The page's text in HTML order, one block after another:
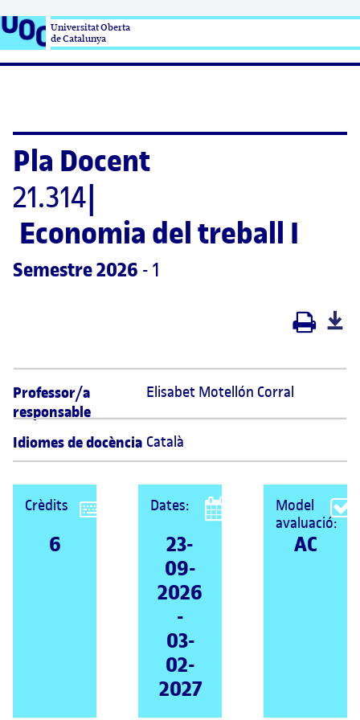
Universitat Oberta
de Catalunya
Pla Docent
21.314
Economia del treball I
Semestre 2026 - 1
Professor/a
responsable
Elisabet Motellón Corral
Idiomes de docència Català
Crèdits
6
Dates:
23-
09-
2026
-
03-
02-
2027
Model
avaluació:
AC